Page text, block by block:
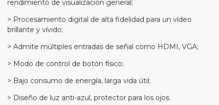
rendimiento de visualización general;
> Procesamiento digital de alta fidelidad para un vídeo
brillante y vívido;
> Admite múltiples entradas de señal como HDMI, VGA;
> Modo de control de botón físico;
> Bajo consumo de energía, larga vida útil;
> Diseño de luz anti-azul, protector para los ojos.